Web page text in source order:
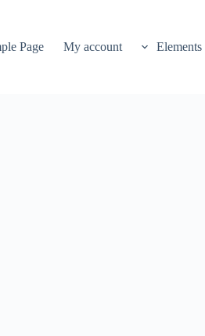
Elements
My account
Page